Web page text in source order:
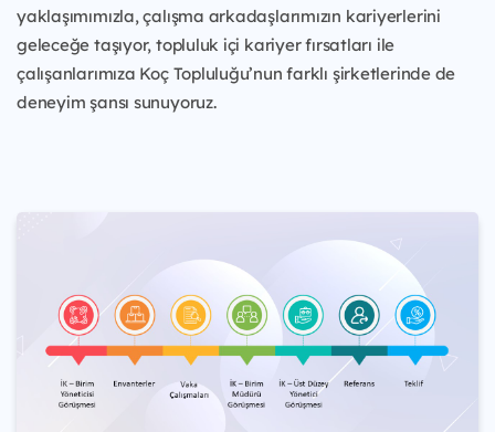
yaklaşımımızla, çalışma arkadaşlarımızın kariyerlerini
geleceğe taşıyor, topluluk içi kariyer fırsatları ile
çalışanlarımıza Koç Topluluğu’nun farklı şirketlerinde de
deneyim şansı sunuyoruz.